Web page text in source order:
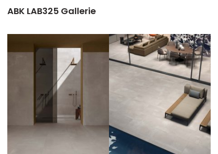
ABK LAB325 Gallerie